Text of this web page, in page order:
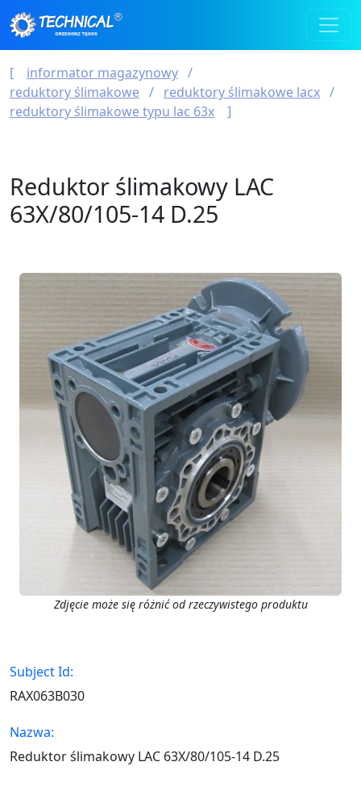
informator magazynowy
reduktory ślimakowe
reduktory ślimakowe lacx
reduktory ślimakowe typu lac 63x
Reduktor ślimakowy LAC
63X/80/105-14 D.25
Zdjęcie może się różnić od rzeczywistego produktu
Subject Id:
RAX063B030
Nazwa:
Reduktor ślimakowy LAC 63X/80/105-14 D.25